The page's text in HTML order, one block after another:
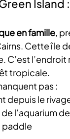
en famille,
Cette île
C’est
tropicale.
pas :
depuis le
l’aquarium de
paddle